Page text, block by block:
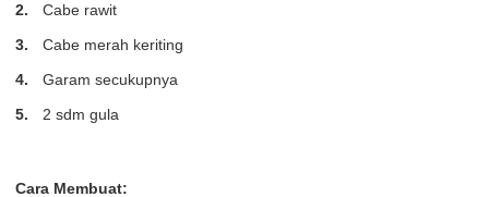
Cabe rawit
Cabe merah keriting
Garam secukupnya
2 sdm gula
Cara Membuat: